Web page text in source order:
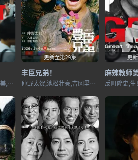
堺雅人,阿部宽,二阶堂富美,二宫和也,松坂桃李,林遣都,龙星凉,小日向文世
更新至第29集
丰臣兄弟！
仲野太贺,池松壮亮,吉冈里帆,滨边美波,小栗旬,宫崎葵,安藤樱,白石圣,坂井真纪,宫泽艾玛,大东骏介,松下洸平,要润,中岛步,山口马木也,菅井友香,佳久创,井上和,滨田龙臣,仓泽杏菜,松本怜生
更
麻辣教师